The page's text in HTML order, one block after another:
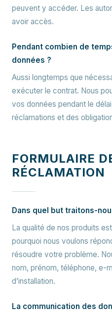
peuvent y accéder. Les
avoir accès.
Pendant combien de
données ?
Aussi longtemps que
exécuter le contrat. Nous
vos données pendant le
réclamations et des
FORMULAIRE
RÉCLAMATION
Dans quel but traitons-
La qualité de nos produits
pourquoi nous voulons
résoudre votre problème.
nom, prénom, téléphone, e-
d’installation.
La communication des